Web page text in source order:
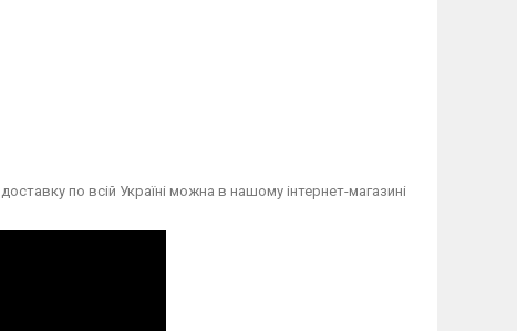
по всій Україні можна в нашому інтернет-магазині